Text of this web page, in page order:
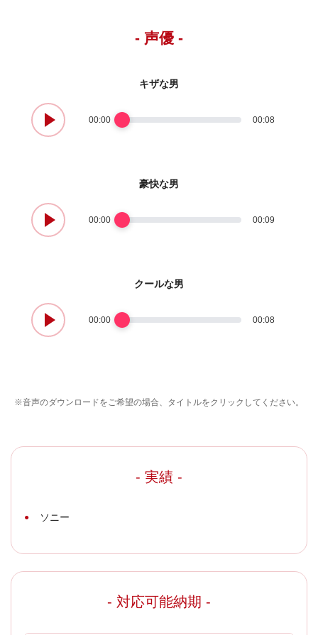
- 声優 -
キザな男
00:00 00:08
豪快な男
00:00 00:09
クールな男
00:00 00:08
※音声のダウンロードをご希望の場合、タイトルをクリックしてください。
- 実績 -
ソニー
- 対応可能納期 -